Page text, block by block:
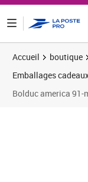
Accueil boutique
Emballages
Bolduc america 91-